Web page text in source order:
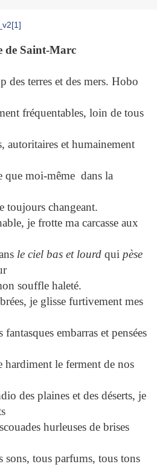
de Saint-Marc
terres et des mers. Hobo
fréquentables, loin de tous
autoritaires et humainement
que moi-même dans la
toujours changeant.
je frotte ma carcasse aux
le ciel bas et lourd qui pèse
souffle haleté.
je glisse furtivement mes
embarras et pensées
hardiment le ferment de nos
des plaines et des déserts, je
hurleuses de brises
tous parfums, tous tons